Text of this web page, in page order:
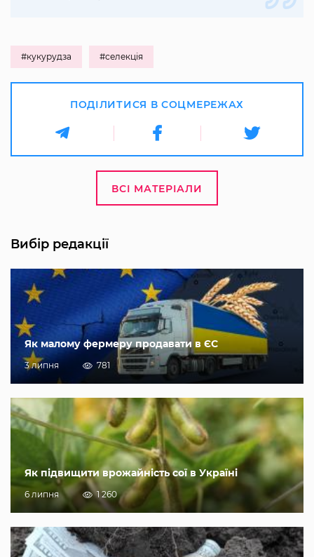
#кукурудза #селекція
ПОДІЛИТИСЯ В СОЦМЕРЕЖАХ
ВСІ МАТЕРІАЛИ
Вибір редакції
Як малому фермеру продавати в ЄС
3 липня 781
Як підвищити врожайність сої в Україні
6 липня 1 260